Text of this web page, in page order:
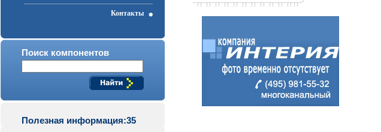
Контакты
Поиск компонентов
Полезная информация:35